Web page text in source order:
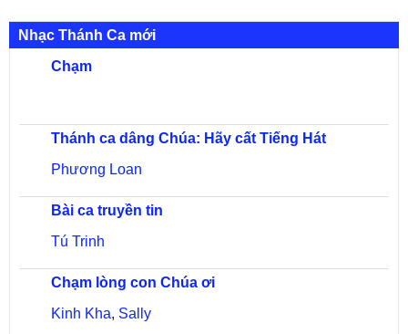
Nhạc Thánh Ca mới
Chạm
Thánh ca dâng Chúa: Hãy cất Tiếng Hát
Phương Loan
Bài ca truyền tin
Tú Trinh
Chạm lòng con Chúa ơi
Kinh Kha, Sally